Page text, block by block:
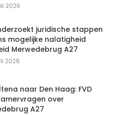
2026
juridische stappen
mogelijke nalatigheid
Merwedebrug A27
2026
naar Den Haag: FVD
over
A27